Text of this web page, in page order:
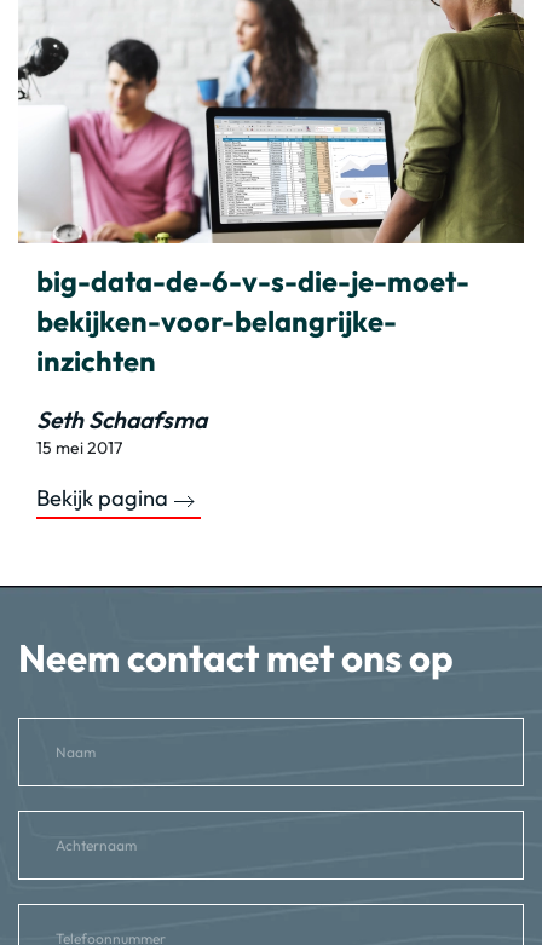
big-data-de-6-v-s-die-je-moet-
bekijken-voor-belangrijke-
inzichten
Seth Schaafsma
15 mei 2017
Bekijk pagina
Neem contact met ons op